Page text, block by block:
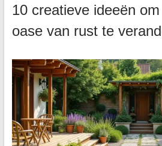
10 creatieve ideeën
oase van rust te